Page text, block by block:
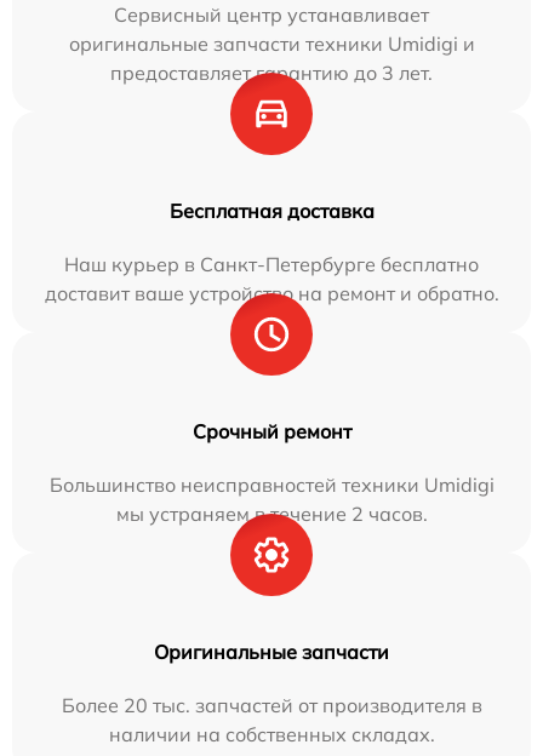
Сервисный центр устанавливает
оригинальные запчасти техники Umidigi и
предоставляет гарантию до 3 лет.
Бесплатная доставка
Наш курьер в Санкт-Петербурге бесплатно
доставит ваше устройство на ремонт и обратно.
Срочный ремонт
Большинство неисправностей техники Umidigi
мы устраняем в течение 2 часов.
Оригинальные запчасти
Более 20 тыс. запчастей от производителя в
наличии на собственных складах.